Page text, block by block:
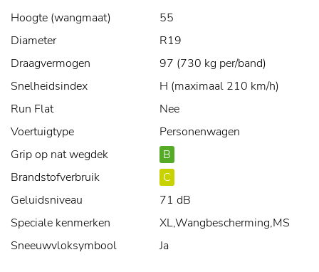
Hoogte (wangmaat)
55
Diameter
R19
Draagvermogen
97 (730 kg per/band)
Snelheidsindex
H (maximaal 210 km/h)
Run Flat
Nee
Voertuigtype
Personenwagen
Grip op nat wegdek
B
Brandstofverbruik
C
Geluidsniveau
71 dB
Speciale kenmerken
XL,Wangbescherming,MS
Sneeuwvloksymbool
Ja